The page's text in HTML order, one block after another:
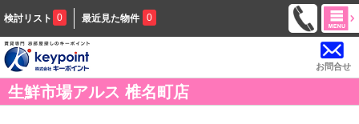
検討リスト 0 最近見た物件 0
お問合せ
生鮮市場アルス 椎名町店